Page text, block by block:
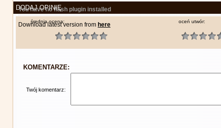
You have no flash plugin installed
Download latest version from here
DODAJ OPINIĘ
średnia ocena: oceń utwór:
KOMENTARZE:
Twój komentarz: